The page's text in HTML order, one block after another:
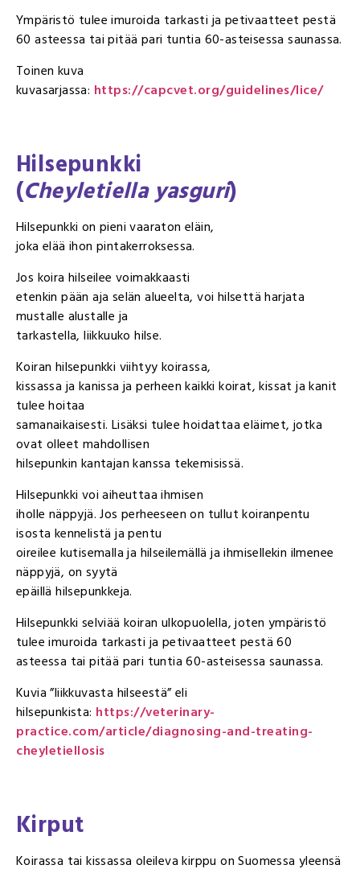
Ympäristö tulee imuroida tarkasti ja petivaatteet pestä
60 asteessa tai pitää pari tuntia 60-asteisessa saunassa.
Toinen kuva
kuvasarjassa: https://capcvet.org/guidelines/lice/
Hilsepunkki
(Cheyletiella yasguri)
Hilsepunkki on pieni vaaraton eläin,
joka elää ihon pintakerroksessa.
Jos koira hilseilee voimakkaasti
etenkin pään aja selän alueelta, voi hilsettä harjata
mustalle alustalle ja
tarkastella, liikkuuko hilse.
Koiran hilsepunkki viihtyy koirassa,
kissassa ja kanissa ja perheen kaikki koirat, kissat ja kanit
tulee hoitaa
samanaikaisesti. Lisäksi tulee hoidattaa eläimet, jotka
ovat olleet mahdollisen
hilsepunkin kantajan kanssa tekemisissä.
Hilsepunkki voi aiheuttaa ihmisen
iholle näppyjä. Jos perheeseen on tullut koiranpentu
isosta kennelistä ja pentu
oireilee kutisemalla ja hilseilemällä ja ihmisellekin ilmenee
näppyjä, on syytä
epäillä hilsepunkkeja.
Hilsepunkki selviää koiran ulkopuolella, joten ympäristö
tulee imuroida tarkasti ja petivaatteet pestä 60
asteessa tai pitää pari tuntia 60-asteisessa saunassa.
Kuvia ”liikkuvasta hilseestä” eli
hilsepunkista: https://veterinary-
practice.com/article/diagnosing-and-treating-
cheyletiellosis
Kirput
Koirassa tai kissassa oleileva kirppu on Suomessa yleensä